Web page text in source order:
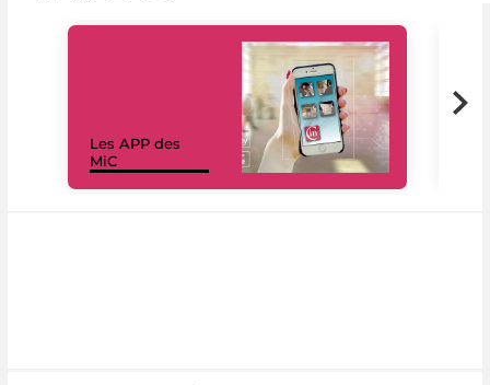
Les APP des
MiC